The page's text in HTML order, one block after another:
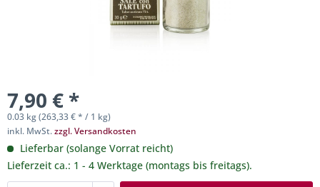
7,90 € *
0.03 kg (263,33 € * / 1 kg)
inkl. MwSt.zzgl. Versandkosten
Lieferbar (solange Vorrat reicht)
Lieferzeit ca.: 1 - 4 Werktage (montags bis freitags).